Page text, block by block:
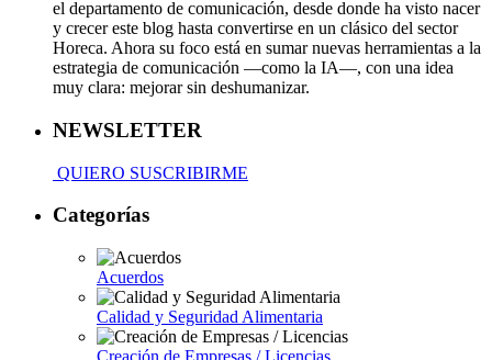
el departamento de comunicación, desde donde ha visto nacer
y crecer este blog hasta convertirse en un clásico del sector
Horeca. Ahora su foco está en sumar nuevas herramientas a la
estrategia de comunicación —como la IA—, con una idea
muy clara: mejorar sin deshumanizar.
NEWSLETTER
QUIERO SUSCRIBIRME
Categorías
Acuerdos
Calidad y Seguridad Alimentaria
Creación de Empresas / Licencias